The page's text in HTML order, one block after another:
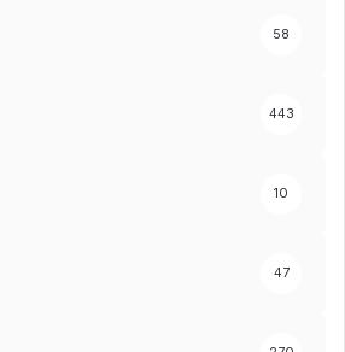
58
443
10
47